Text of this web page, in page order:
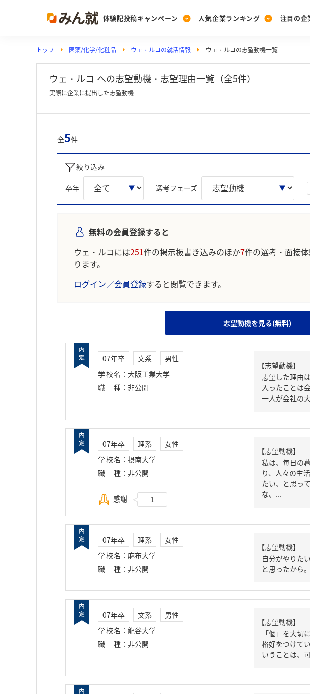
体験記投稿キャンペーン
Post
投稿する
[27卒] 本選
人気企業ランキング
Ranking
ランキングを見る
Vote
注目の企
PickUp
注目の企業特集
トップ 医薬/化学/化粧品 ウェ・ルコの就活情報 ウェ・ルコの志望動機一覧
ウェ・ルコ への志望動機・志望理由一覧（全5件）
実際に企業に提出した志望動機
全5件
絞り込み
卒年 選考フェーズ
無料の会員登録すると
ウェ・ルコには251件の掲示板書き込みのほか7件の選考・面接体
ります。
ログイン／会員登録すると閲覧できます。
志望動機を見る(無料)
07年卒 文系
男性
学校名 ： 大阪工業大学
職種 ： 非公開
【志望動機】
志望した理由
入ったことは
一人が会社の
07年卒 理系
女性
学校名 ： 摂南大学
職種 ： 非公開
感謝 1
【志望動機】
私は、毎日の
り、人々の生
たい、と思っ
な、...
07年卒 理系
女性
学校名 ： 麻布大学
職種 ： 非公開
【志望動機】
自分がやりた
と思ったから。
07年卒 文系
男性
学校名 ： 龍谷大学
職種 ： 非公開
【志望動機】
「個」を大切
格好をつけて
いうことは、